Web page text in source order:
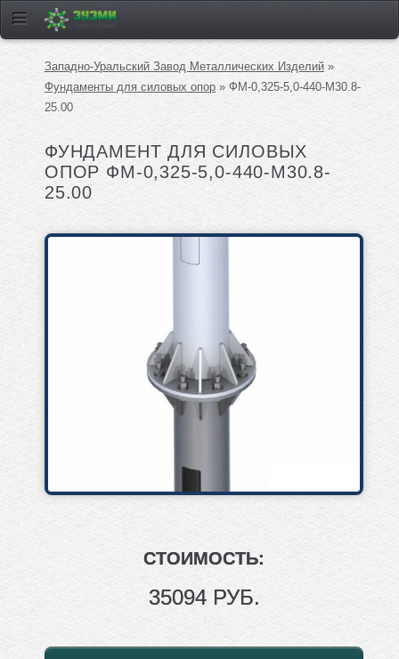
Западно-Уральский Завод Металлических Изделий »
Фундаменты для силовых опор» ФМ-0,325-5,0-440-М30.8-
25.00
ФУНДАМЕНТ ДЛЯ СИЛОВЫХ
ОПОР ФМ-0,325-5,0-440-М30.8-
25.00
СТОИМОСТЬ:
35094 РУБ.